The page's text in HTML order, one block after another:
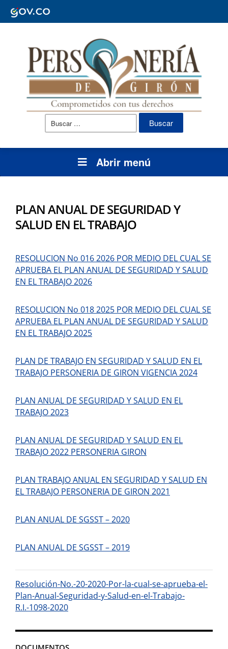
Buscar:
Abrir menú
PLAN ANUAL DE SEGURIDAD Y
SALUD EN EL TRABAJO
RESOLUCION No 016 2026 POR MEDIO DEL CUAL SE
APRUEBA EL PLAN ANUAL DE SEGURIDAD Y SALUD
EN EL TRABAJO 2026
RESOLUCION No 018 2025 POR MEDIO DEL CUAL SE
APRUEBA EL PLAN ANUAL DE SEGURIDAD Y SALUD
EN EL TRABAJO 2025
PLAN DE TRABAJO EN SEGURIDAD Y SALUD EN EL
TRABAJO PERSONERIA DE GIRON VIGENCIA 2024
PLAN ANUAL DE SEGURIDAD Y SALUD EN EL
TRABAJO 2023
PLAN ANUAL DE SEGURIDAD Y SALUD EN EL
TRABAJO 2022 PERSONERIA GIRON
PLAN TRABAJO ANUAL EN SEGURIDAD Y SALUD EN
EL TRABAJO PERSONERIA DE GIRON 2021
PLAN ANUAL DE SGSST – 2020
PLAN ANUAL DE SGSST – 2019
Resolución-No.-20-2020-Por-la-cual-se-aprueba-el-
Plan-Anual-Seguridad-y-Salud-en-el-Trabajo-
R.I.-1098-2020